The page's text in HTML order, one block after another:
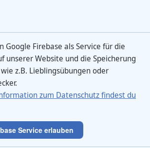
Google Firebase als Service für die
unserer Website und die Speicherung
z.B. Lieblingsübungen oder
zum Datenschutz findest du
Service erlauben
trainierst du speziell deine
Das kann durchaus wichtig für
Aber auch wenn du viel am
die Maus und Tastatur bedienst.
z.B. einer Langhantel
durchaus vorkommen, dass deine
oder anderen Übung zum
wird. Dann kann dir dieses
an dieser Schwachstelle zur